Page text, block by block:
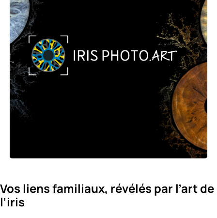
Vos liens familiaux, révélés par l’art de
l’iris